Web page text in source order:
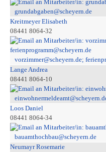
grundabgaben@scheyern.de
Kreitmeyer Elisabeth
08441 8064-32
vorzimmer@scheyern.de;
Lange Andrea
08441 8064-10
Loos Daniel
08441 8064-34
bauamthochbau@scheyern.de
Neumayr Rosemarie